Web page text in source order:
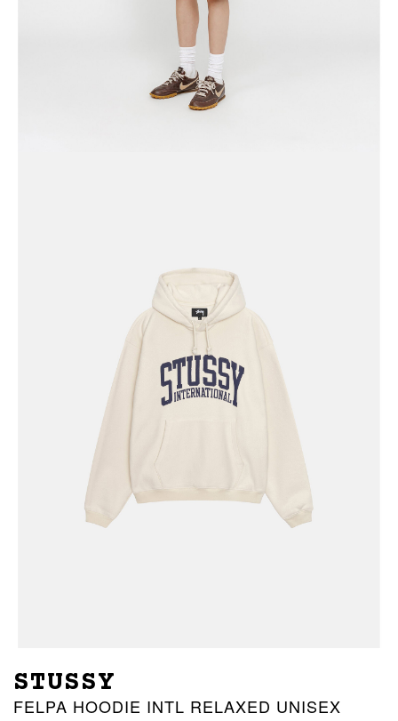
STUSSY
FELPA HOODIE INTL RELAXED UNISEX